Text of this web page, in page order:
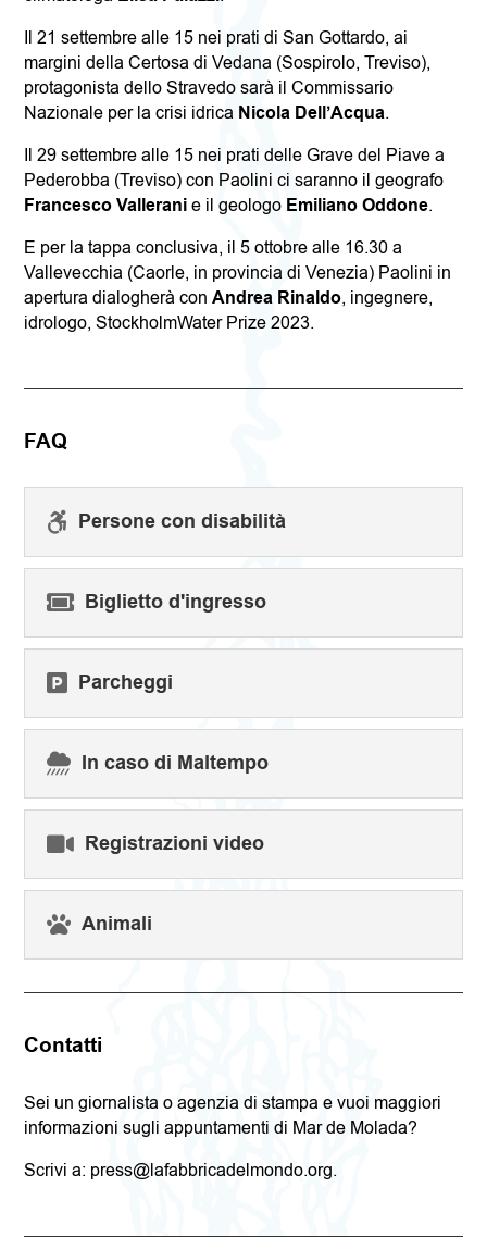
Il 21 settembre alle 15 nei prati di San Gottardo, ai
margini della Certosa di Vedana (Sospirolo, Treviso),
protagonista dello Stravedo sarà il Commissario
Nazionale per la crisi idrica Nicola Dell’Acqua.
Il 29 settembre alle 15 nei prati delle Grave del Piave a
Pederobba (Treviso) con Paolini ci saranno il geografo
Francesco Valleranie il geologo Emiliano Oddone.
E per la tappa conclusiva, il 5 ottobre alle 16.30 a
Vallevecchia (Caorle, in provincia di Venezia) Paolini in
apertura dialogherà conAndrea Rinaldo, ingegnere,
idrologo, StockholmWater Prize 2023.
FAQ
 Persone con disabilità
 Biglietto d'ingresso
 Parcheggi
 In caso di Maltempo
 Registrazioni video
 Animali
Contatti
Sei un giornalista o agenzia di stampa e vuoi maggiori
informazioni sugli appuntamenti di Mar de Molada?
Scrivi a: press@lafabbricadelmondo.org.